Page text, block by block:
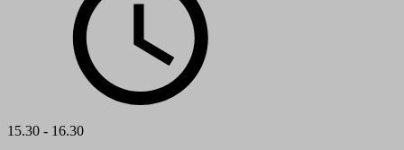
15.30 - 16.30